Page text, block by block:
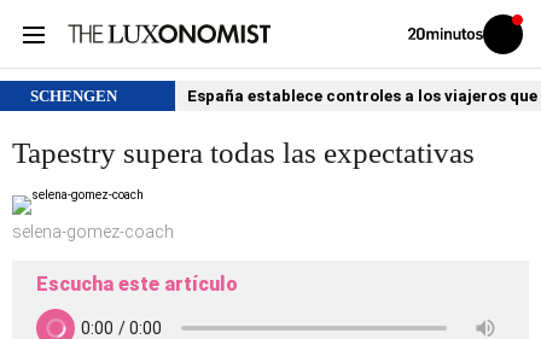
Volver
Iniciar
sesión
SCHENGEN España establece controles a los viajeros
Tapestry supera todas las expectativas
selena-gomez-coach
Escucha este artículo